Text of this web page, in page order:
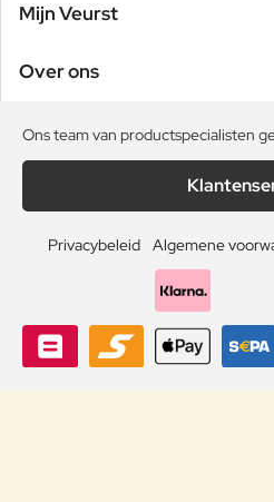
Mijn Veurst
Over ons
Ons team van productspecialisten
Privacybeleid Algemene